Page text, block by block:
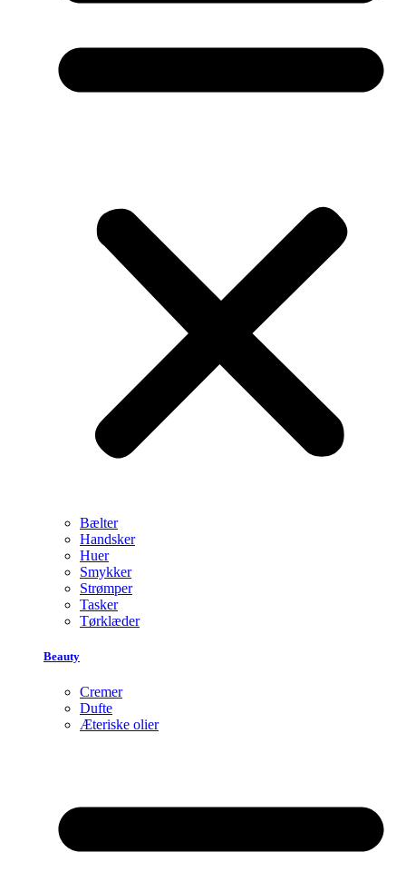
Bælter
Handsker
Huer
Smykker
Strømper
Tasker
Tørklæder
Beauty
Cremer
Dufte
Æteriske olier